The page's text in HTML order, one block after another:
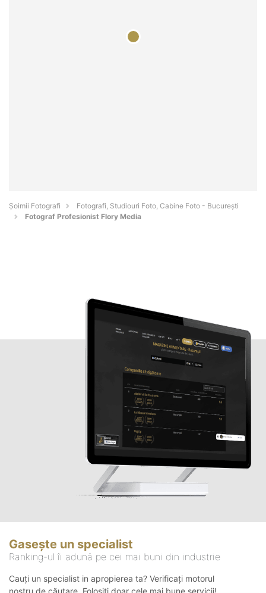
Șoimii Fotografi
Fotografi, Studiouri Foto, Cabine Foto - Bucureşti
Fotograf Profesionist Flory Media
Gasește un specialist
Ranking-ul îi adună pe cei mai buni din industrie
Cauți un specialist in apropierea ta? Verificați motorul
nostru de căutare. Folosiți doar cele mai bune servicii!